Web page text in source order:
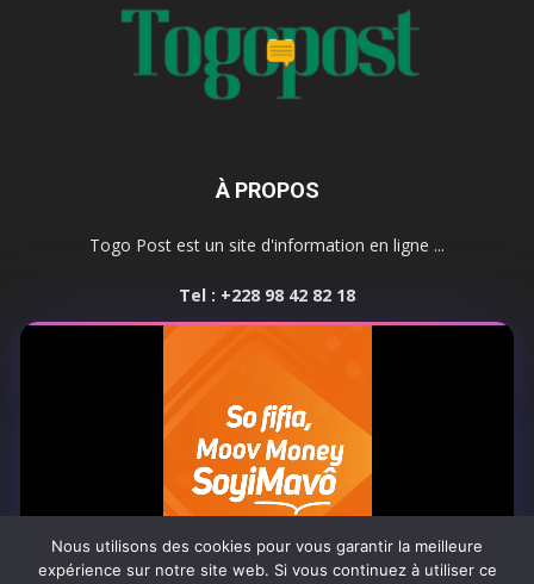
À PROPOS
Togo Post est un site d'information en ligne ...
Tel : +228 98 42 82 18
SUIVEZ NOUS
Nous utilisons des cookies pour vous garantir la meilleure
expérience sur notre site web. Si vous continuez à utiliser ce